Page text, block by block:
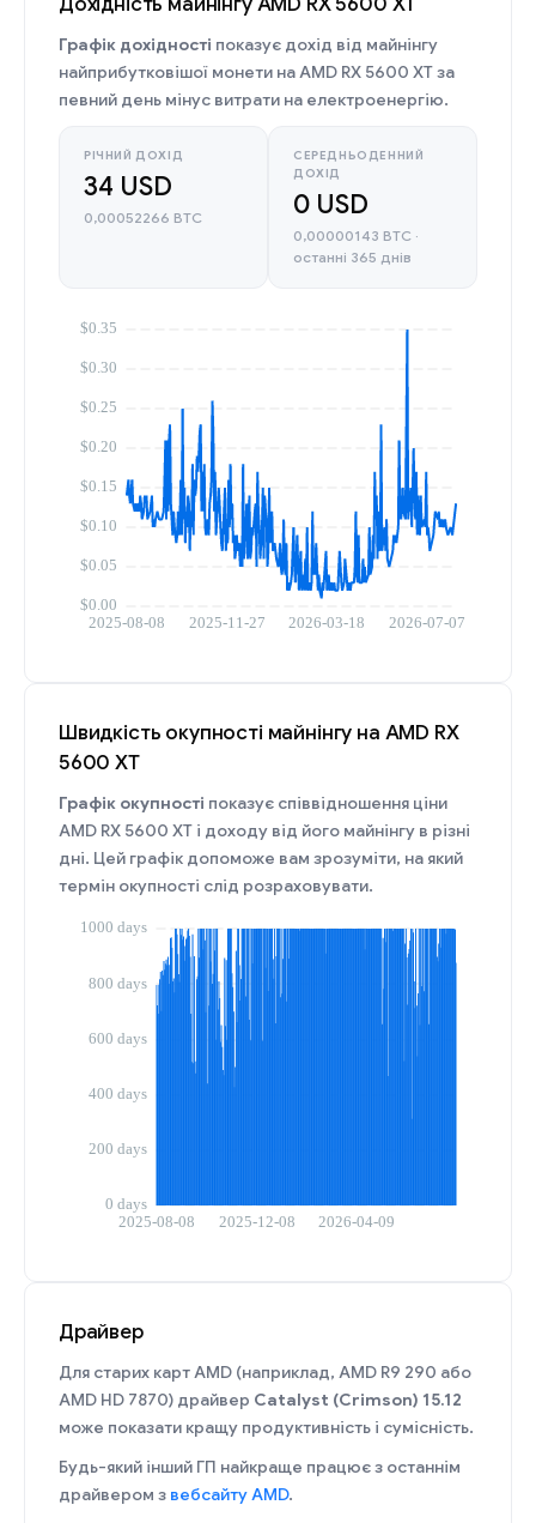
Графік дохідності показує дохід від майнінгу
найприбутковішої монети на AMD RX 5600 XT за
певний день мінус витрати на електроенергію.
РІЧНИЙ ДОХІД
34 USD
0,00052266 BTC
СЕРЕДНЬОДЕННИЙ
ДОХІД
0 USD
0,00000143 BTC ·
останні 365 днів
Швидкість окупності майнінгу на AMD RX
5600 XT
Графік окупності показує співвідношення ціни
AMD RX 5600 XT і доходу від його майнінгу в різні
дні. Цей графік допоможе вам зрозуміти, на який
термін окупності слід розраховувати.
Драйвер
Для старих карт AMD (наприклад, AMD R9 290 або
AMD HD 7870) драйвер Catalyst (Crimson) 15.12
може показати кращу продуктивність і сумісність.
Будь-який інший ГП найкраще працює з останнім
драйвером з вебсайту AMD.